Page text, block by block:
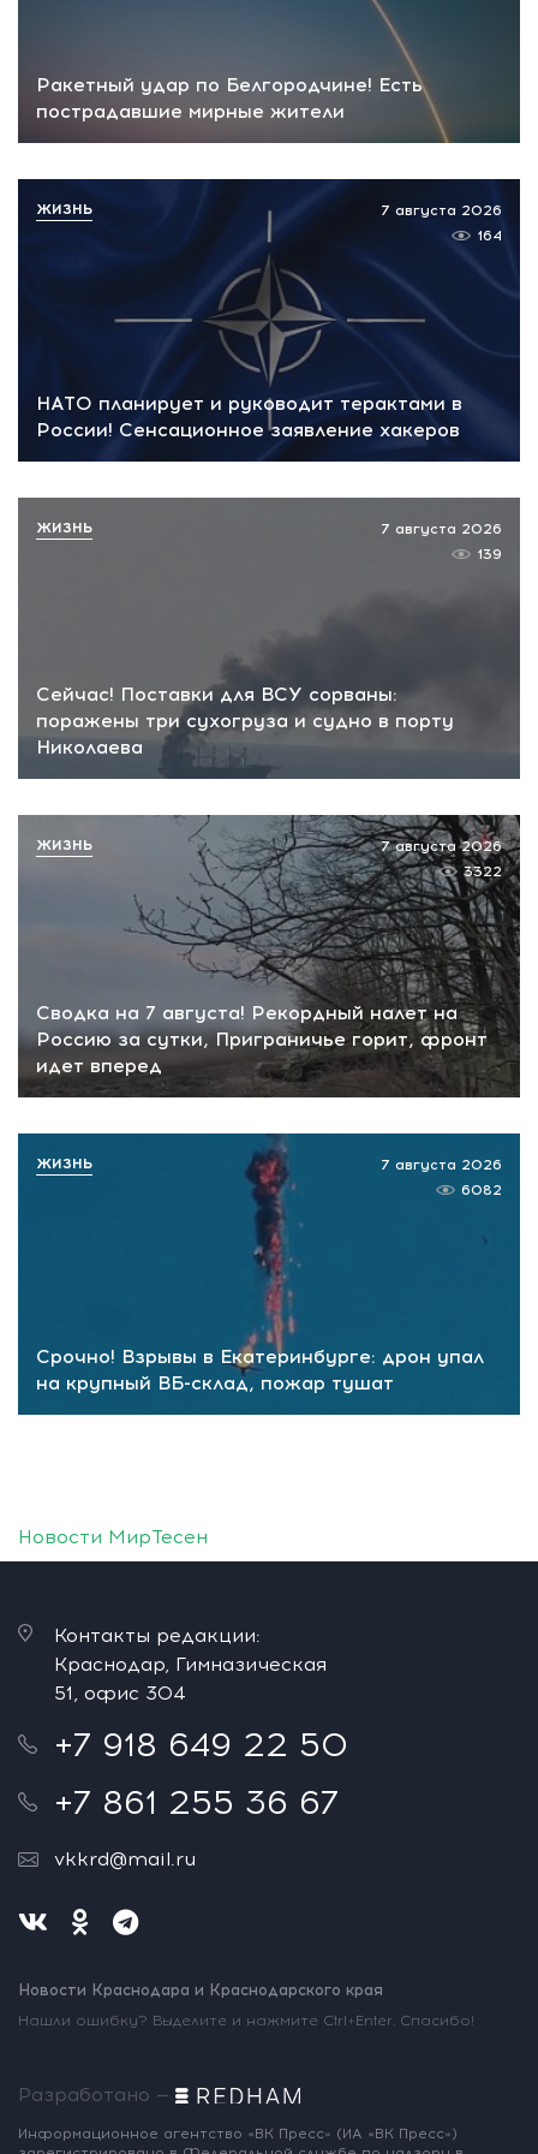
Ракетный удар по Белгородчине! Есть
пострадавшие мирные жители
НАТО планирует и руководит терактами в
России! Сенсационное заявление хакеров
7 августа 2026
164
ЖИЗНЬ
Сейчас! Поставки для ВСУ сорваны:
поражены три сухогруза и судно в порту
Николаева
7 августа 2026
139
ЖИЗНЬ
Сводка на 7 августа! Рекордный налет на
Россию за сутки, Приграничье горит, фронт
идет вперед
7 августа 2026
3322
ЖИЗНЬ
Срочно! Взрывы в Екатеринбурге: дрон упал
на крупный ВБ-склад, пожар тушат
7 августа 2026
6082
ЖИЗНЬ
Новости МирТесен
Контакты редакции:
Краснодар, Гимназическая
51, офис 304
+7 918 649 22 50
+7 861 255 36 67
vkkrd@mail.ru
Новости Краснодара и Краснодарского края
Нашли ошибку? Выделите и нажмите Ctrl+Enter. Спасибо!
Разработано —
Информационное агентство «ВК Пресс» (ИА «ВК Пресс»)